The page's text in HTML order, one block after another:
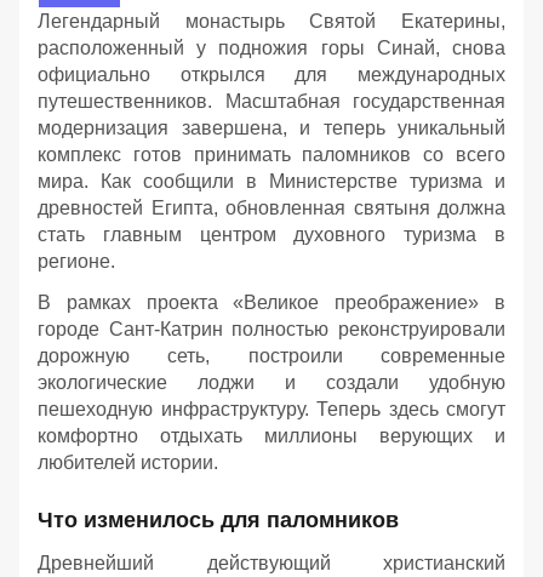
Легендарный монастырь Святой Екатерины,
расположенный у подножия горы Синай, снова
официально открылся для международных
путешественников. Масштабная государственная
модернизация завершена, и теперь уникальный
комплекс готов принимать паломников со всего
мира. Как сообщили в Министерстве туризма и
древностей Египта, обновленная святыня должна
стать главным центром духовного туризма в
регионе.
В рамках проекта «Великое преображение» в
городе Сант-Катрин полностью реконструировали
дорожную сеть, построили современные
экологические лоджи и создали удобную
пешеходную инфраструктуру. Теперь здесь смогут
комфортно отдыхать миллионы верующих и
любителей истории.
Что изменилось для паломников
Древнейший действующий христианский